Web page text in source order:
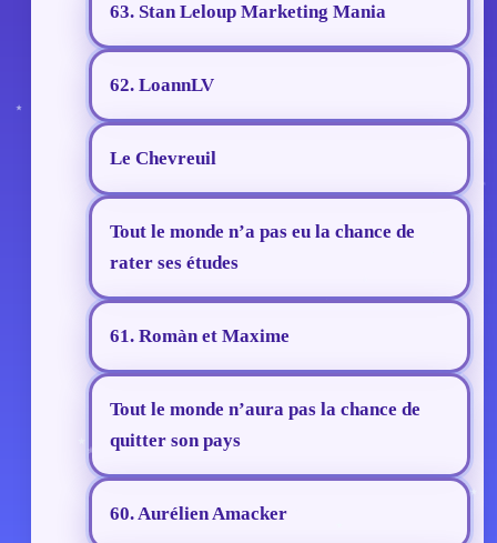
63. Stan Leloup Marketing Mania
62. LoannLV
Le Chevreuil
Tout le monde n’a pas eu la chance de
rater ses études
61. Romàn et Maxime
Tout le monde n’aura pas la chance de
quitter son pays
60. Aurélien Amacker